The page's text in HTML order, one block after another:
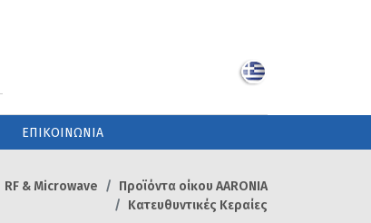
ΕΠΙΚΟΙΝΩΝΙΑ
RF & Microwave
Προϊόντα οίκου AARONIA
Κατευθυντικές Κεραίες